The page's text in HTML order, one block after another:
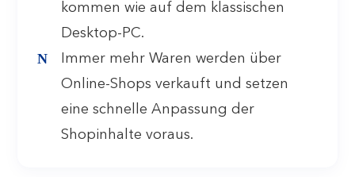
kommen wie auf dem klassischen
Desktop-PC.
Immer mehr Waren werden über
Online-Shops verkauft und setzen
eine schnelle Anpassung der
Shopinhalte voraus.